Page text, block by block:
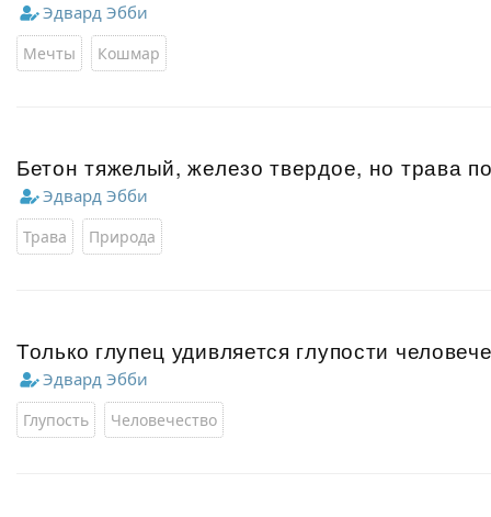
Эдвард Эбби
Мечты Кошмар
Бетон тяжелый, железо твердое, но трава
Эдвард Эбби
Трава Природа
Только глупец удивляется глупости
Эдвард Эбби
Глупость Человечество